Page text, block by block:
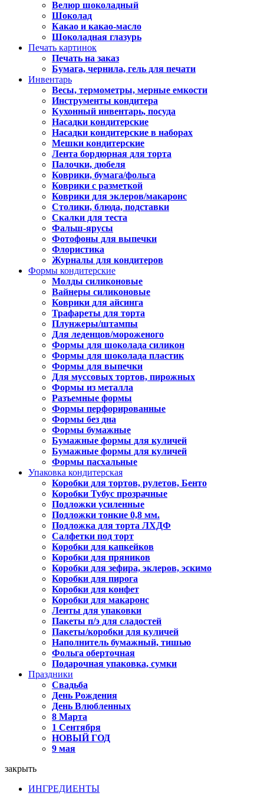
Велюр шоколадный
Шоколад
Какао и какао-масло
Шоколадная глазурь
Печать картинок
Печать на заказ
Бумага, чернила, гель для печати
Инвентарь
Весы, термометры, мерные емкости
Инструменты кондитера
Кухонный инвентарь, посуда
Насадки кондитерские
Насадки кондитерские в наборах
Мешки кондитерские
Лента бордюрная для торта
Палочки, дюбеля
Коврики, бумага/фольга
Коврики с разметкой
Коврики для эклеров/макаронс
Столики, блюда, подставки
Скалки для теста
Фальш-ярусы
Фотофоны для выпечки
Флористика
Журналы для кондитеров
Формы кондитерские
Молды силиконовые
Вайнеры силиконовые
Коврики для айсинга
Трафареты для торта
Плунжеры/штампы
Для леденцов/мороженого
Формы для шоколада силикон
Формы для шоколада пластик
Формы для выпечки
Для муссовых тортов, пирожных
Формы из металла
Разъемные формы
Формы перфорированные
Формы без дна
Формы бумажные
Бумажные формы для куличей
Бумажные формы для куличей
Формы пасхальные
Упаковка кондитерская
Коробки для тортов, рулетов, Бенто
Коробки Тубус прозрачные
Подложки усиленные
Подложки тонкие 0,8 мм.
Подложка для торта ЛХДФ
Салфетки под торт
Коробки для капкейков
Коробки для пряников
Коробки для зефира, эклеров, эскимо
Коробки для пирога
Коробки для конфет
Коробки для макаронс
Ленты для упаковки
Пакеты п/э для сладостей
Пакеты/коробки для куличей
Наполнитель бумажный, тишью
Фольга оберточная
Подарочная упаковка, сумки
Праздники
Свадьба
День Рождения
День Влюбленных
8 Марта
1 Сентября
НОВЫЙ ГОД
9 мая
закрыть
ИНГРЕДИЕНТЫ